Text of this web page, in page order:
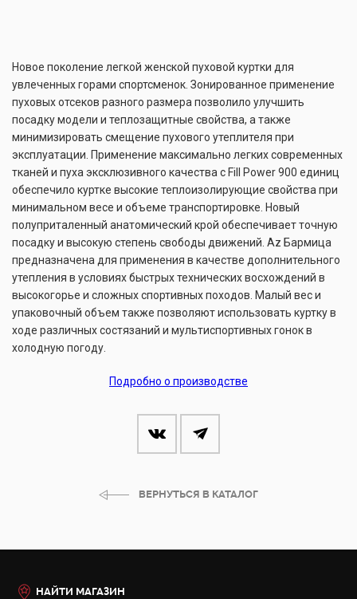
Новое поколение легкой женской пуховой куртки для
увлеченных горами спортсменок. Зонированное применение
пуховых отсеков разного размера позволило улучшить
посадку модели и теплозащитные свойства, а также
минимизировать смещение пухового утеплителя при
эксплуатации. Применение максимально легких современных
тканей и пуха эксклюзивного качества с Fill Power 900 единиц
обеспечило куртке высокие теплоизолирующие свойства при
минимальном весе и объеме транспортировке. Новый
полуприталенный анатомический крой обеспечивает точную
посадку и высокую степень свободы движений. Az Бармица
предназначена для применения в качестве дополнительного
утепления в условиях быстрых технических восхождений в
высокогорье и сложных спортивных походов. Малый вес и
упаковочный объем также позволяют использовать куртку в
ходе различных состязаний и мультиспортивных гонок в
холодную погоду.
Подробно о производстве
ВЕРНУТЬСЯ В КАТАЛОГ
НАЙТИ МАГАЗИН